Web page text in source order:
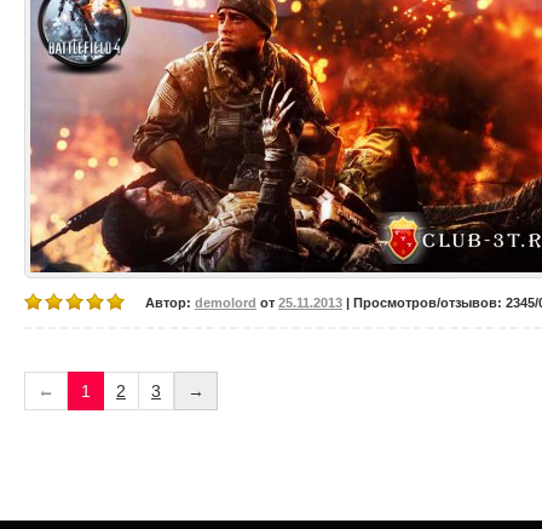
Автор: demolord от 25.11.2013 | Просмотров/отзывов: 2345/
← 1 2 3 →